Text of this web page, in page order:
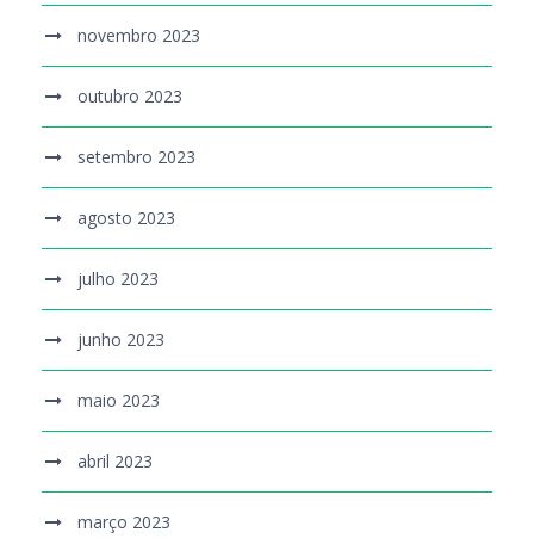
novembro 2023
outubro 2023
setembro 2023
agosto 2023
julho 2023
junho 2023
maio 2023
abril 2023
março 2023